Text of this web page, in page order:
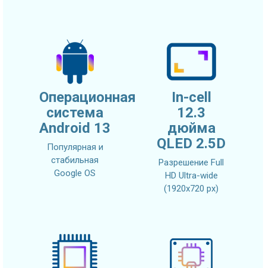
Операционная
система
Android 13
Популярная и
стабильная
Google OS
In-cell
12.3
дюйма
QLED 2.5D
Разрешение Full
HD Ultra-wide
(1920x720 px)